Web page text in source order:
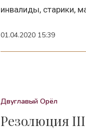
инвалиды, старики,
01.04.2020 15:39
Двуглавый Орёл
Резолюция